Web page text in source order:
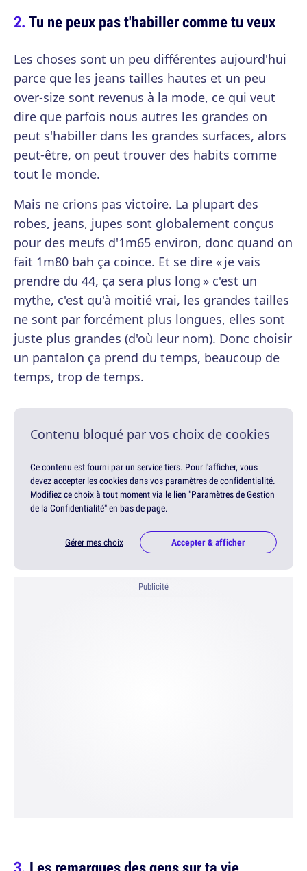
Tu ne peux pas t'habiller comme tu veux
Les choses sont un peu différentes aujourd'hui
parce que les jeans tailles hautes et un peu
over-size sont revenus à la mode, ce qui veut
dire que parfois nous autres les grandes on
peut s'habiller dans les grandes surfaces, alors
peut-être, on peut trouver des habits comme
tout le monde.
Mais ne crions pas victoire. La plupart des
robes, jeans, jupes sont globalement conçus
pour des meufs d'1m65 environ, donc quand on
fait 1m80 bah ça coince. Et se dire « je vais
prendre du 44, ça sera plus long » c'est un
mythe, c'est qu'à moitié vrai, les grandes tailles
ne sont par forcément plus longues, elles sont
juste plus grandes (d'où leur nom). Donc choisir
un pantalon ça prend du temps, beaucoup de
temps, trop de temps.
Contenu bloqué par vos choix de cookies
Ce contenu est fourni par un service tiers. Pour l'afficher, vous
devez accepter les cookies dans vos paramètres de confidentialité.
Modifiez ce choix à tout moment via le lien "Paramètres de Gestion
de la Confidentialité" en bas de page.
Gérer mes choix Accepter & afficher
Publicité